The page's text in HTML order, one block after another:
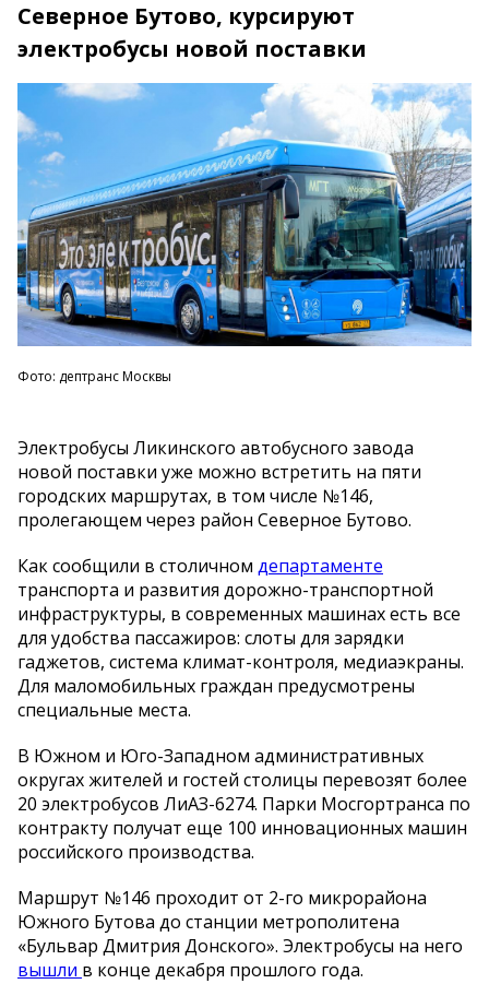
Северное Бутово, курсируют
электробусы новой поставки
Фото: дептранс Москвы
Электробусы Ликинского автобусного завода
новой поставки уже можно встретить на пяти
городских маршрутах, в том числе №146,
пролегающем через район Северное Бутово.
Как сообщили в столичном департаменте
транспорта и развития дорожно-транспортной
инфраструктуры, в современных машинах есть все
для удобства пассажиров: слоты для зарядки
гаджетов, система климат-контроля, медиаэкраны.
Для маломобильных граждан предусмотрены
специальные места.
В Южном и Юго-Западном административных
округах жителей и гостей столицы перевозят более
20 электробусов ЛиАЗ-6274. Парки Мосгортранса по
контракту получат еще 100 инновационных машин
российского производства.
Маршрут №146 проходит от 2-го микрорайона
Южного Бутова до станции метрополитена
«Бульвар Дмитрия Донского». Электробусы на него
вышли в конце декабря прошлого года.